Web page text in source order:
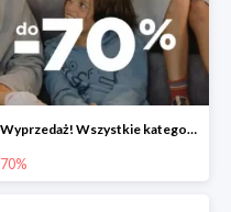
Wyprzedaż! Wszystkie kategorie do -70%
70%